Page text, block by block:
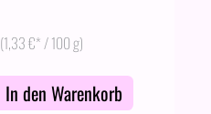
(1,33 €* / 100 g)
In den Warenkorb